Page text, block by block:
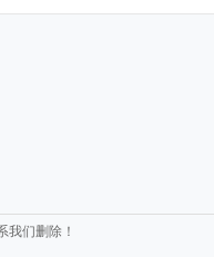
我们删除！